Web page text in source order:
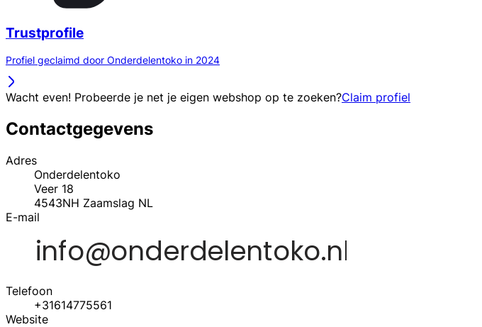
Trustprofile
Profiel geclaimd door Onderdelentoko in 2024
Wacht even! Probeerde je net je eigen webshop op te zoeken?Claim profiel
Contactgegevens
Adres
Onderdelentoko
Veer 18
4543NH Zaamslag NL
E-mail
Telefoon
+31614775561
Website